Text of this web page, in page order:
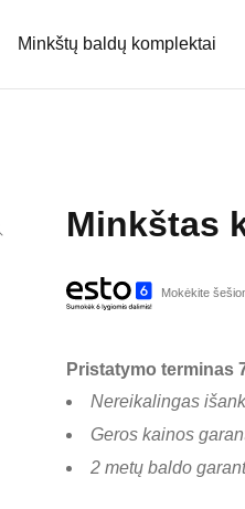
Minkštų baldų komplektai
Minkštas
Mokėkite
Pristatymo terminas
Nereikalingas
Geros kainos
2 metų baldo